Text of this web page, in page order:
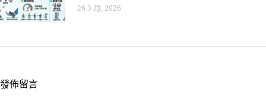
26 3 月, 2026
發佈留言